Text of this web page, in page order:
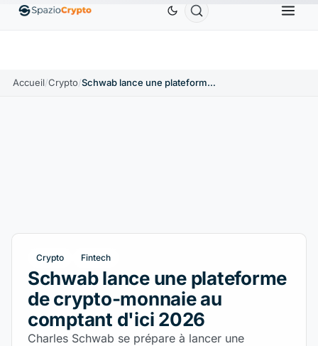
↑1.10% EthereumETH1 880,58 $US ↑1.90% TetherUSDT ↑0.00%
Accueil/Crypto/ Schwab lance une plateforme de crypto-monnaie au comptant d'ici 2026
Crypto Fintech
Schwab lance une plateforme
de crypto-monnaie au
comptant d'ici 2026
Charles Schwab se prépare à lancer une